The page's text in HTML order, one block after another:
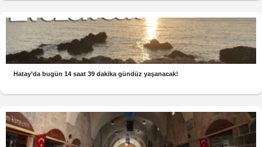
Hatay’da bugün 14 saat 39 dakika gündüz yaşanacak!